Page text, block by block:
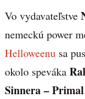
Vo vydavateľstve
nemeckú power
Helloweenu sa
okolo speváka
Sinnera –